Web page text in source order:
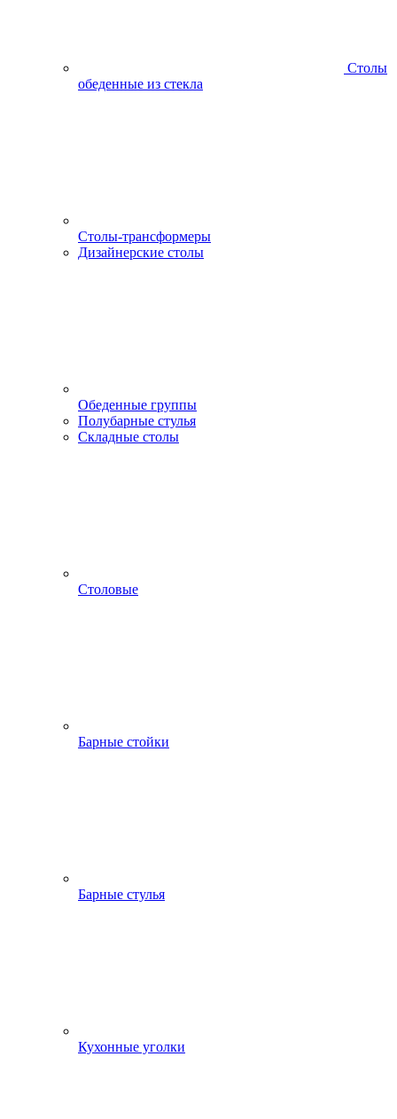
Столы
обеденные из стекла
Столы-трансформеры
Дизайнерские столы
Обеденные группы
Полубарные стулья
Складные столы
Столовые
Барные стойки
Барные стулья
Кухонные уголки